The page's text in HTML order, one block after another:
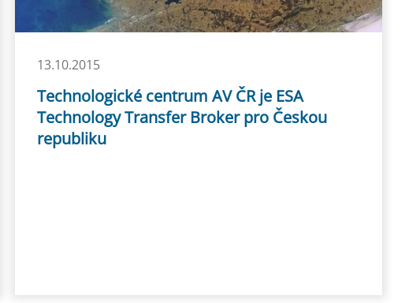
13.10.2015
Technologické centrum AV ČR je ESA
Technology Transfer Broker pro Českou
republiku